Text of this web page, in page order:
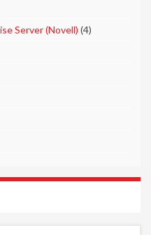
Server (Novell) (4)